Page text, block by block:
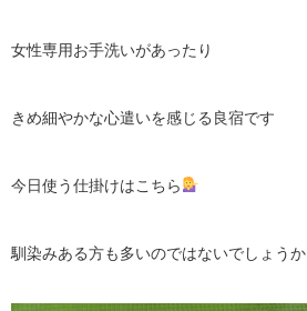
女性専用お手洗いがあったり
きめ細やかな心遣いを感じる良宿です
今日使う仕掛けはこちら
馴染みある方も多いのではないでしょうか